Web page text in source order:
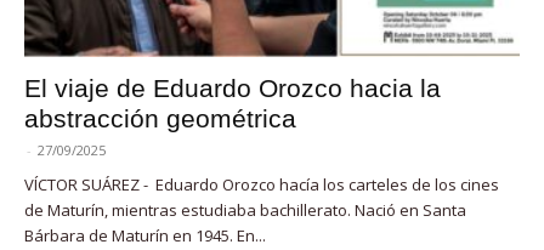
El viaje de Eduardo Orozco hacia la
abstracción geométrica
- 27/09/2025
VÍCTOR SUÁREZ - Eduardo Orozco hacía los carteles de los cines
de Maturín, mientras estudiaba bachillerato. Nació en Santa
Bárbara de Maturín en 1945. En...